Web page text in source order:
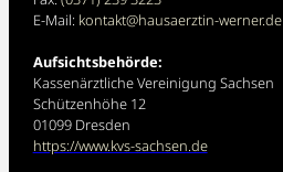
E-Mail: kontakt@hausaerztin-werner.de
Aufsichtsbehörde:
Kassenärztliche Vereinigung Sachsen
Schützenhöhe 12
01099 Dresden
https://www.kvs-sachsen.de